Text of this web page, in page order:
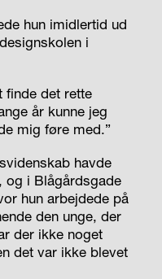
hun imidlertid ud
i
finde det rette
år kunne jeg
mig føre med.”
havde
og i Blågårdsgade
hun arbejdede på
den unge, der
der ikke noget
det var ikke blevet